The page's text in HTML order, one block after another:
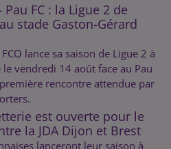
Pau FC : la Ligue 2 de
stade Gaston-Gérard
lance sa saison de Ligue 2 à
vendredi 14 août face au Pau
rencontre attendue par
est ouverte pour le
la JDA Dijon et Brest
lanceront leur saison à